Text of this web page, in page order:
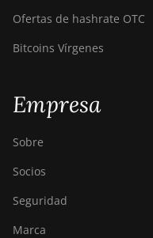
Ofertas de hashrate OTC
Bitcoins Vírgenes
Empresa
Sobre
Socios
Seguridad
Marca